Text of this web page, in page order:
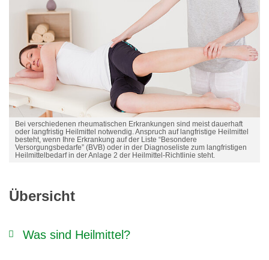
Bei verschiedenen rheumatischen Erkrankungen sind meist dauerhaft
oder langfristig Heilmittel notwendig. Anspruch auf langfristige Heilmittel
besteht, wenn Ihre Erkrankung auf der Liste “Besondere
Versorgungsbedarfe” (BVB) oder in der Diagnoseliste zum langfristigen
Heilmittelbedarf in der Anlage 2 der Heilmittel-Richtlinie steht.
Übersicht
Was sind Heilmittel?